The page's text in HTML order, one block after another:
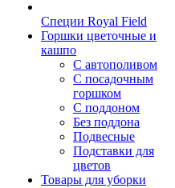
Специи Royal Field
Горшки цветочные и
кашпо
С автополивом
С посадочным
горшком
С поддоном
Без поддона
Подвесные
Подставки для
цветов
Товары для уборки